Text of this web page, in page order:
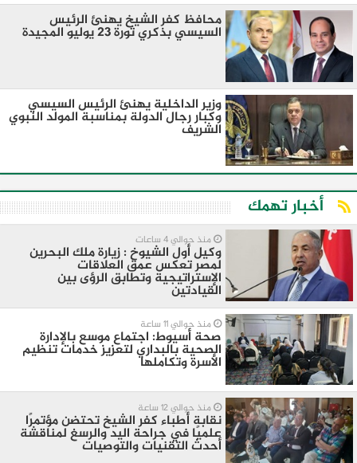
محافظ كفر الشيخ يهنئ الرئيس
السيسي بذكري ثورة 23 يوليو المجيدة
وزير الداخلية يهنئ الرئيس السيسي
وكبار رجال الدولة بمناسبة المولد النبوي
الشريف
أخبار تهمك
منذ حوالي 4 ساعات
وكيل أول الشيوخ : زيارة ملك البحرين
لمصر تعكس عمق العلاقات
الإستراتيجية وتطابق الرؤى بين
القيادتين
منذ حوالي 11 ساعة
صحة أسيوط: اجتماع موسع بالإدارة
الصحية بالبداري لتعزيز خدمات تنظيم
الأسرة وتكاملها
منذ حوالي 12 ساعة
نقابة أطباء كفر الشيخ تحتضن مؤتمرًا
علميًا في جراحة اليد والرسغ لمناقشة
أحدث التقنيات والتوصيات